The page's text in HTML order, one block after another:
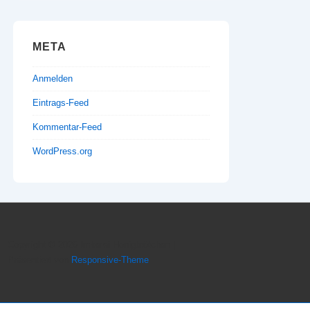
META
Anmelden
Eintrags-Feed
Kommentar-Feed
WordPress.org
Responsive-Theme